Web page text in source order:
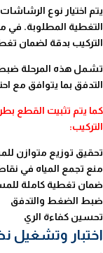
يتم اختيار نوع
التغطية المطلوبة. في
التركيب بدقة لضمان
تشمل هذه المرحلة
التدفق بما يتوافق مع
كما يتم تثبيت القطع
التركيب:
تحقيق توزيع متوازن
منع تجمع المياه في
ضمان تغطية كاملة
ضبط الضغط والتدفق
تحسين كفاءة الري
اختبار وتشغيل